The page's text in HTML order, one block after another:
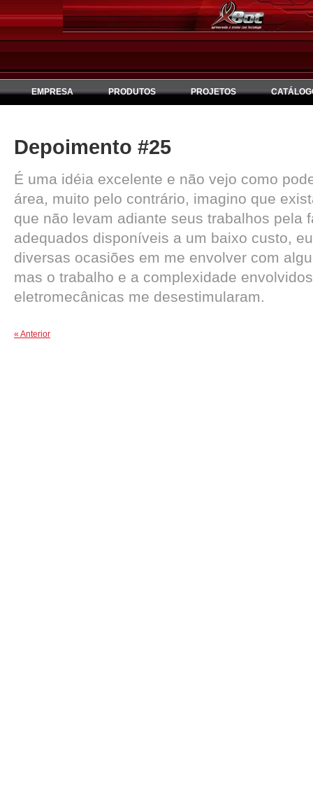
EMPRESA PRODUTOS PROJETOS
Depoimento #25
É uma idéia excelente e não vejo como
área, muito pelo contrário, imagino que
que não levam adiante seus trabalhos pela
adequados disponíveis a um baixo custo,
diversas ocasiões em me envolver com
mas o trabalho e a complexidade
eletromecânicas me desestimularam.
« Anterior